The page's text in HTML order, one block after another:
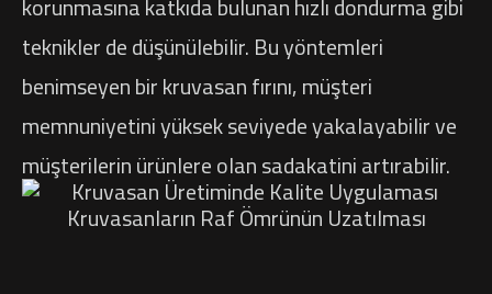
teknikler de düşünülebilir. Bu yöntemleri
benimseyen bir kruvasan fırını, müşteri
memnuniyetini yüksek seviyede yakalayabilir ve
müşterilerin ürünlere olan sadakatini artırabilir.